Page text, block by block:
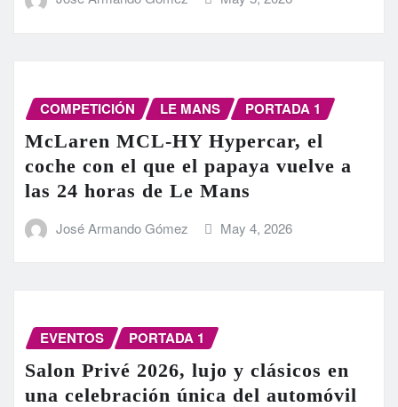
COMPETICIÓN LE MANS PORTADA 1
McLaren MCL-HY Hypercar, el
coche con el que el papaya vuelve a
las 24 horas de Le Mans
José Armando Gómez May 4, 2026
EVENTOS PORTADA 1
Salon Privé 2026, lujo y clásicos en
una celebración única del automóvil